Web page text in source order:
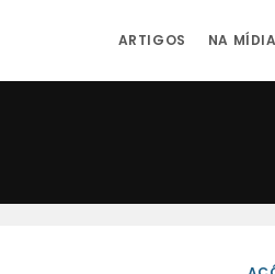
ARTIGOS NA MÍDIA